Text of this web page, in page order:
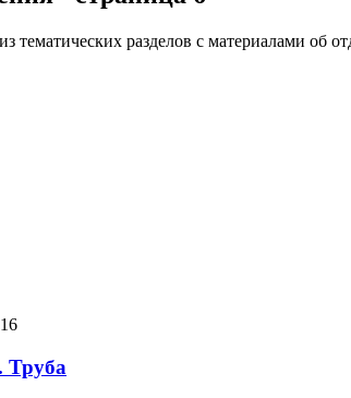
тематических разделов с материалами
Труба